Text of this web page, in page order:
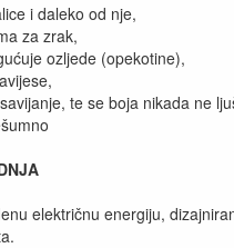
i daleko od nje,
za zrak,
ozljede (opekotine),
te se boja nikada ne
električnu energiju,